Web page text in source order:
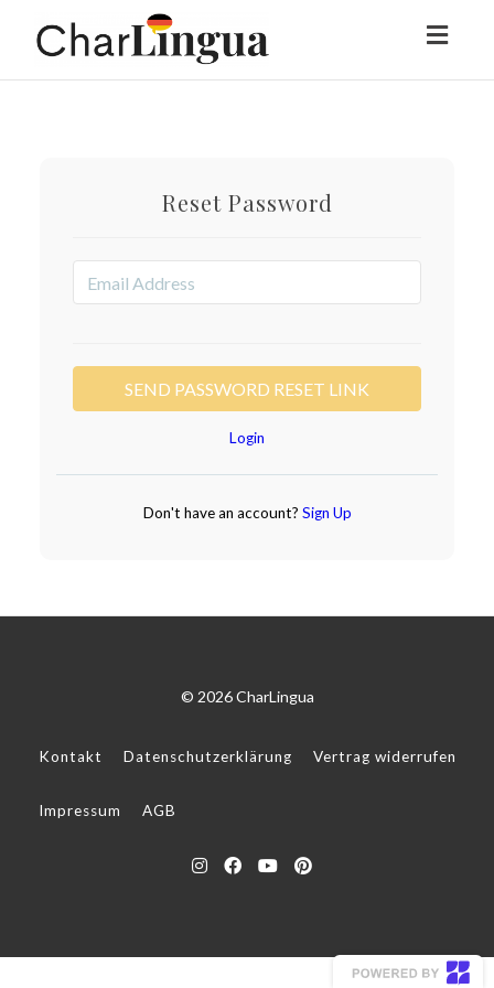
Reset Password
Login
Don't have an account? Sign Up
© 2026 CharLingua
Kontakt Datenschutzerklärung Vertrag widerrufen
Impressum AGB